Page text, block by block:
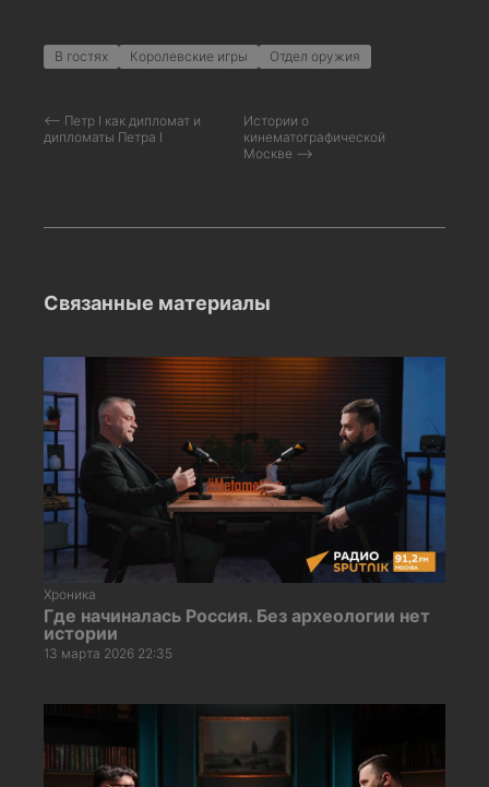
В гостях Королевские игры Отдел оружия
⟵ Петр I как дипломат и
дипломаты Петра I
Истории о
кинематографической
Москве ⟶
Связанные материалы
Хроника
Где начиналась Россия. Без археологии нет
истории
13 марта 2026 22:35